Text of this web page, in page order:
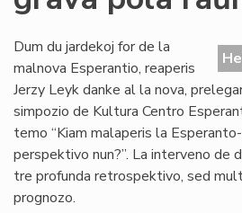
Dum du jardekoj for de la
malnova Esperantio, reaperis
Jerzy Leyk danke al la nova,
simpozio de Kultura Centro
temo “Kiam malaperis la
perspektivo nun?”. La interveno de
tre profunda retrospektivo, sed
prognozo.